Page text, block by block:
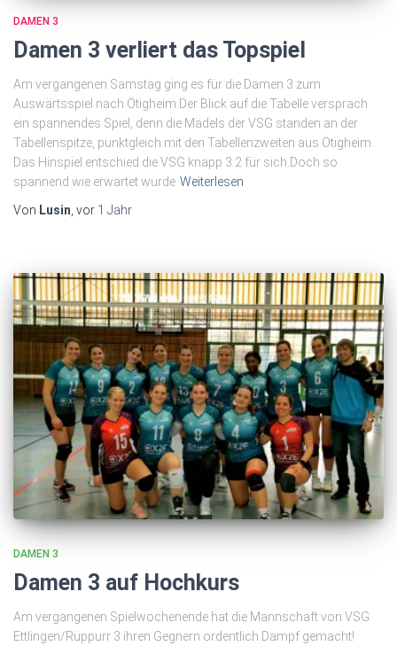
DAMEN 3
Damen 3 verliert das Topspiel
Am vergangenen Samstag ging es für die Damen 3 zum
Auswärtsspiel nach Ötigheim.Der Blick auf die Tabelle versprach
ein spannendes Spiel, denn die Mädels der VSG standen an der
Tabellenspitze, punktgleich mit den Tabellenzweiten aus Ötigheim.
Das Hinspiel entschied die VSG knapp 3:2 für sich.Doch so
spannend wie erwartet wurde Weiterlesen
Von Lusin , vor 1 Jahr
DAMEN 3
Damen 3 auf Hochkurs
Am vergangenen Spielwochenende hat die Mannschaft von VSG
Ettlingen/Rüppurr 3 ihren Gegnern ordentlich Dampf gemacht!